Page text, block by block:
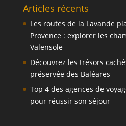
Articles récents
Les routes de la Lavande
Provence : explorer les
Valensole
Découvrez les trésors
préservée des Baléares
Top 4 des agences de
pour réussir son séjour